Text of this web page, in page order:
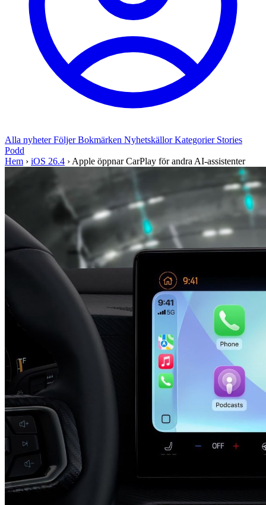
Alla nyheterFöljerBokmärken NyhetskällorKategorier Stories
Podd
Hem › iOS 26.4 › Apple öppnar CarPlay för andra AI-assistenter